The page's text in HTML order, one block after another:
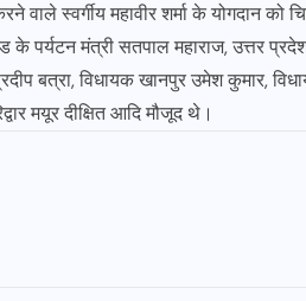
वाले स्वर्गीय महावीर शर्मा के योगदान
के पर्यटन मंत्री सतपाल महाराज, उत्तर
बत्रा, विधायक खानपुर उमेश कुमार,
मयूर दीक्षित आदि मौजूद थे।